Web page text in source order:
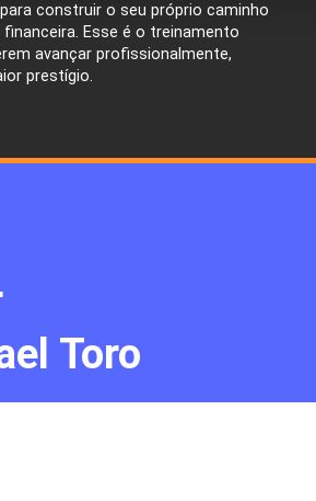
construir o seu próprio caminho
Esse é o treinamento
avançar profissionalmente,
prestígio.
Toro